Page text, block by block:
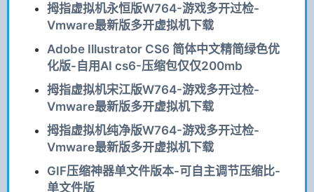
拇指虚拟机永恒版W764-游戏多开过检-
Vmware最新版多开虚拟机下载
Adobe Illustrator CS6 简体中文精简绿色优
化版-自用AI cs6-压缩包仅仅200mb
拇指虚拟机宋江版W764-游戏多开过检-
Vmware最新版多开虚拟机下载
拇指虚拟机纯净版W764-游戏多开过检-
Vmware最新版多开虚拟机下载
GIF压缩神器单文件版本-可自主调节压缩比-
单文件版